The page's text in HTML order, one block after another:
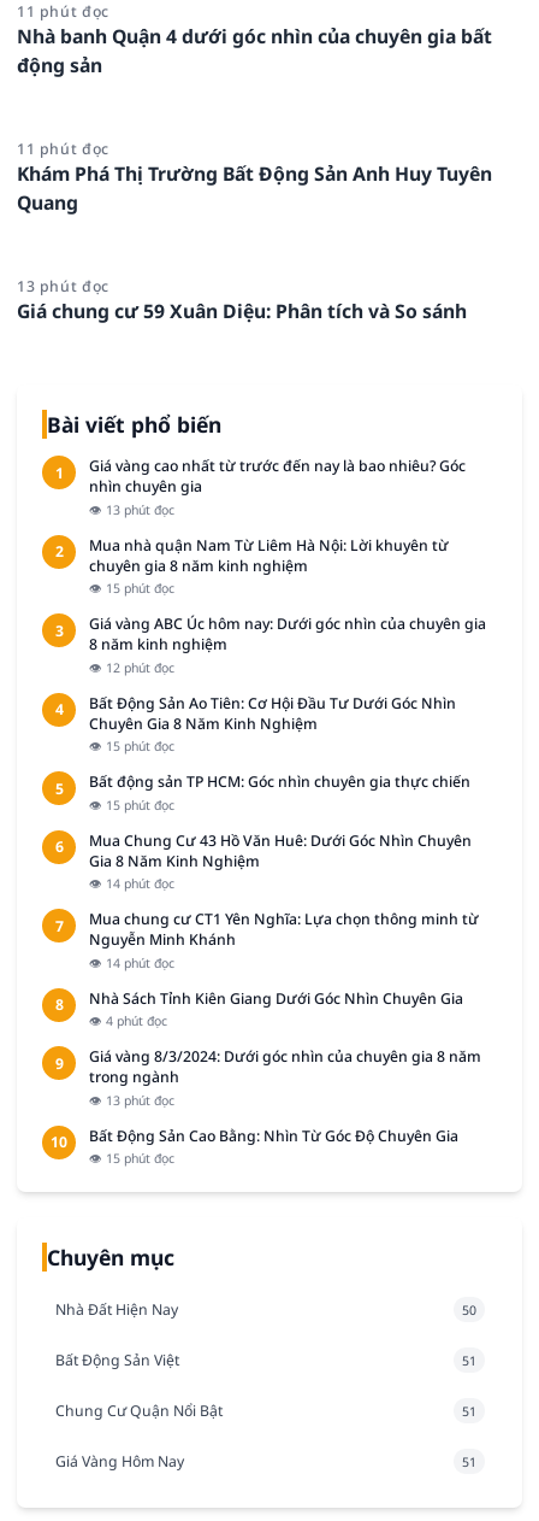
11 phút đọc
Nhà banh Quận 4 dưới góc nhìn của chuyên gia bất
động sản
11 phút đọc
Khám Phá Thị Trường Bất Động Sản Anh Huy Tuyên
Quang
13 phút đọc
Giá chung cư 59 Xuân Diệu: Phân tích và So sánh
Bài viết phổ biến
1
Giá vàng cao nhất từ trước đến nay là bao nhiêu? Góc
nhìn chuyên gia
👁 13 phút đọc
2
Mua nhà quận Nam Từ Liêm Hà Nội: Lời khuyên từ
chuyên gia 8 năm kinh nghiệm
👁 15 phút đọc
3
Giá vàng ABC Úc hôm nay: Dưới góc nhìn của chuyên gia
8 năm kinh nghiệm
👁 12 phút đọc
4
Bất Động Sản Ao Tiên: Cơ Hội Đầu Tư Dưới Góc Nhìn
Chuyên Gia 8 Năm Kinh Nghiệm
👁 15 phút đọc
5 Bất động sản TP HCM: Góc nhìn chuyên gia thực chiến
👁 15 phút đọc
6
Mua Chung Cư 43 Hồ Văn Huê: Dưới Góc Nhìn Chuyên
Gia 8 Năm Kinh Nghiệm
👁 14 phút đọc
7
Mua chung cư CT1 Yên Nghĩa: Lựa chọn thông minh từ
Nguyễn Minh Khánh
👁 14 phút đọc
8 Nhà Sách Tỉnh Kiên Giang Dưới Góc Nhìn Chuyên Gia
👁 4 phút đọc
9
Giá vàng 8/3/2024: Dưới góc nhìn của chuyên gia 8 năm
trong ngành
👁 13 phút đọc
10 Bất Động Sản Cao Bằng: Nhìn Từ Góc Độ Chuyên Gia
👁 15 phút đọc
Chuyên mục
Nhà Đất Hiện Nay 50
Bất Động Sản Việt 51
Chung Cư Quận Nổi Bật 51
Giá Vàng Hôm Nay 51